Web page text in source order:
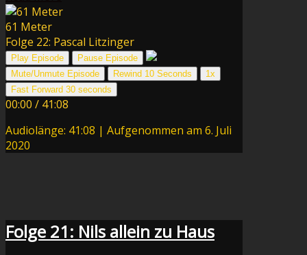
61 Meter
Folge 22: Pascal Litzinger
Play Episode
Pause Episode
Mute/Unmute Episode
Rewind 10 Seconds
1x
Fast Forward 30 seconds
00:00 / 41:08
Audiolänge: 41:08 | Aufgenommen am 6. Juli
2020
Folge 21: Nils allein zu Haus